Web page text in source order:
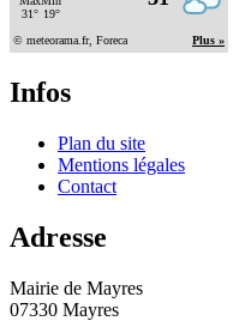
Infos
Plan du site
Mentions légales
Contact
Adresse
Mairie de Mayres
07330 Mayres